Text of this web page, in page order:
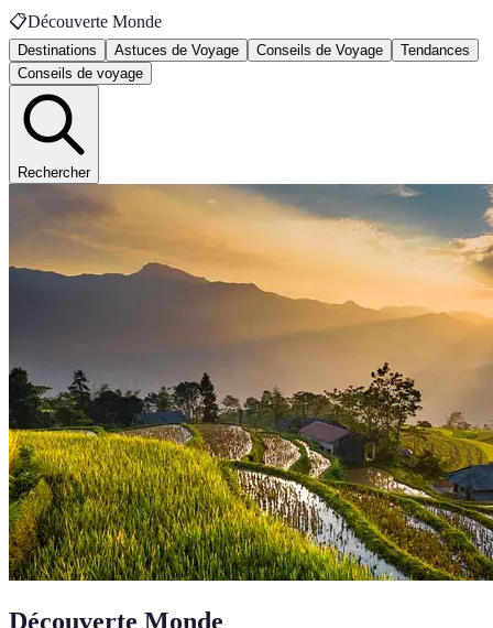
📋Découverte Monde
Destinations Astuces de Voyage Conseils de Voyage
Tendances
Conseils de voyage
Rechercher
Découverte Monde